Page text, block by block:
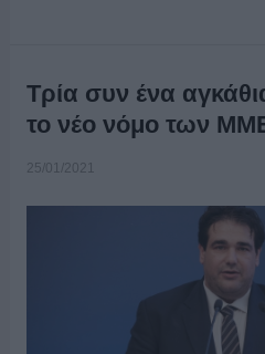
Τρία συν ένα
το νέο νόμο των
25/01/2021